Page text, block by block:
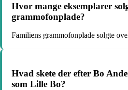
Hvor mange eksemplarer
grammofonplade?
Familiens grammofonplade solgte
Hvad skete der efter Bo
som Lille Bo?